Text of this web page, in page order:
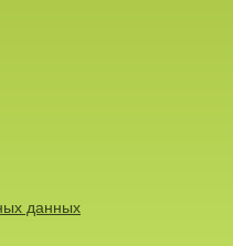
данных